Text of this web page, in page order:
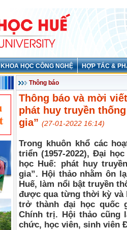
KHOA HỌC CÔNG NGHỆ HỢP TÁC &
Thông báo
Thông báo và mời
phát huy truyền
gia” (27-01-2022 16:14)
Trong khuôn khổ các
triển (1957-2022), Đại
học Huế: phát huy
gia”. Hội thảo nhằm ôn
Huế, làm nổi bật truyền
được qua từng thời kỳ và
trở thành đại học quốc
Chính trị. Hội thảo cũng
chức, học viên, sinh viên